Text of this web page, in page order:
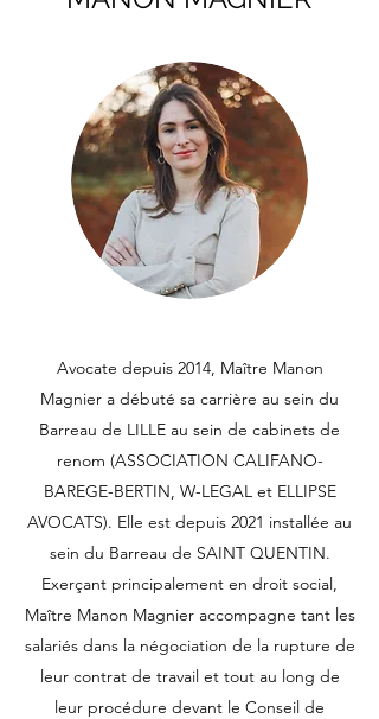
Avocate depuis 2014, Maître Manon
Magnier a débuté sa carrière au sein du
Barreau de LILLE au sein de cabinets de
renom (ASSOCIATION CALIFANO-
BAREGE-BERTIN, W-LEGAL et ELLIPSE
AVOCATS). Elle est depuis 2021 installée au
sein du Barreau de SAINT QUENTIN.
Exerçant principalement en droit social,
Maître Manon Magnier accompagne tant les
salariés dans la négociation de la rupture de
leur contrat de travail et tout au long de
leur procédure devant le Conseil de